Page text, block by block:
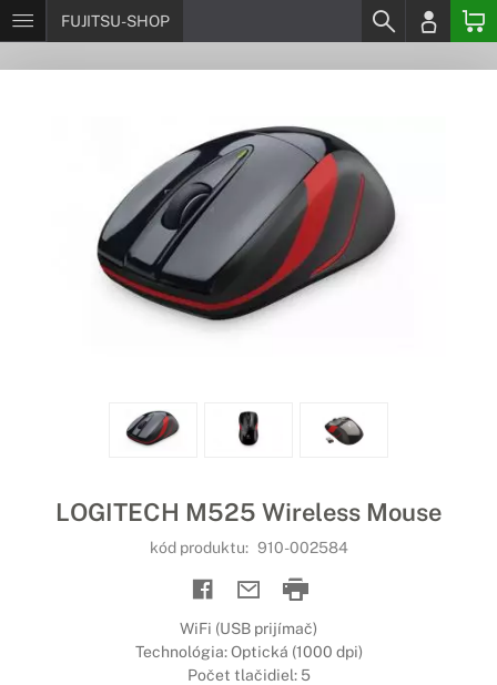
FUJITSU-SHOP
LOGITECH M525 Wireless Mouse
kód produktu: 910-002584
WiFi (USB prijímač)
Technológia: Optická (1000 dpi)
Počet tlačidiel: 5